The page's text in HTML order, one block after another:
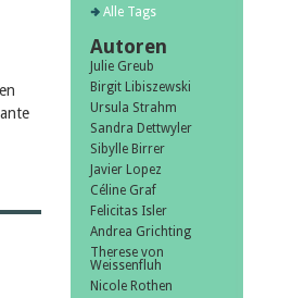
Alle Tags
Autoren
Julie Greub
Birgit Libiszewski
Ursula Strahm
Sandra Dettwyler
Sibylle Birrer
Javier Lopez
Céline Graf
Felicitas Isler
Andrea Grichting
Therese von
Weissenfluh
Nicole Rothen